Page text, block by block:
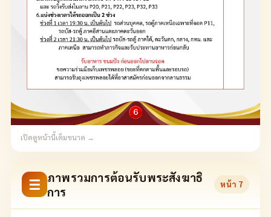
เปิดดูหน้านี้เต็มขนาด →
☰ ภาพรวมการต้อนรับพระสังฆาธิ
การ
หน้า 7